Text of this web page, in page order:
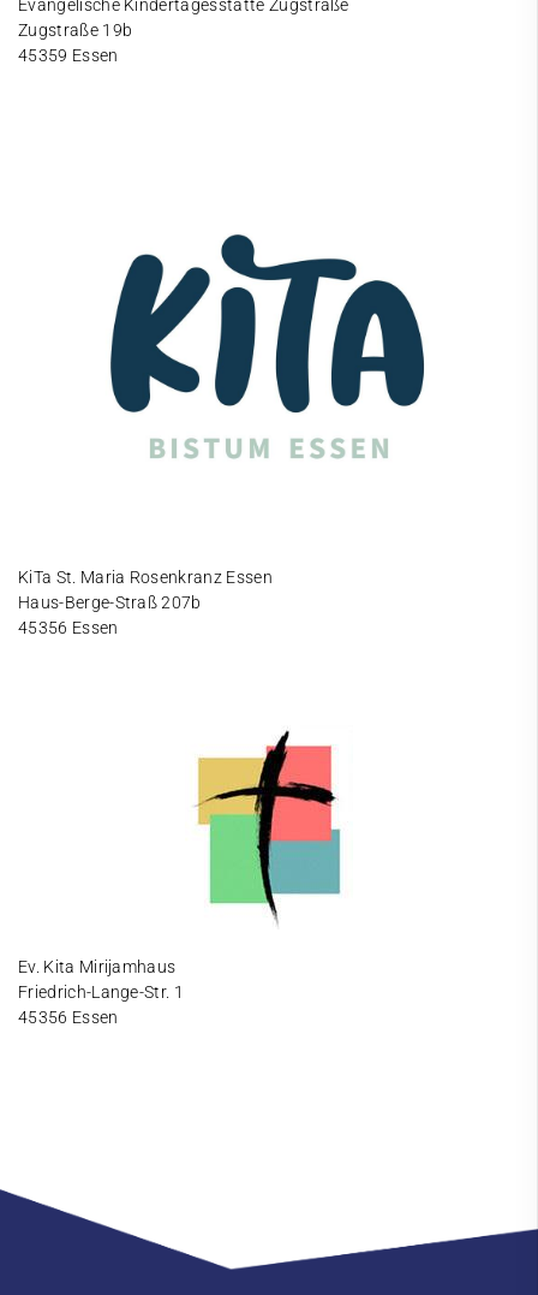
Evangelische Kindertagesstätte Zugstraße
Zugstraße 19b
45359 Essen
KiTa St. Maria Rosenkranz Essen
Haus-Berge-Straß 207b
45356 Essen
Ev. Kita Mirijamhaus
Friedrich-Lange-Str. 1
45356 Essen